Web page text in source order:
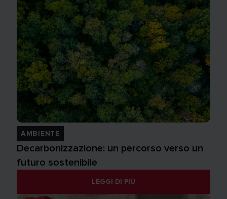
AMBIENTE
Decarbonizzazione: un percorso verso un
futuro sostenibile
LEGGI DI PIÙ